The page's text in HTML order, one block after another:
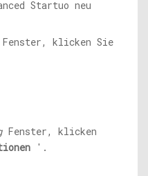
klicken Sie
Fenster, klicken
'.